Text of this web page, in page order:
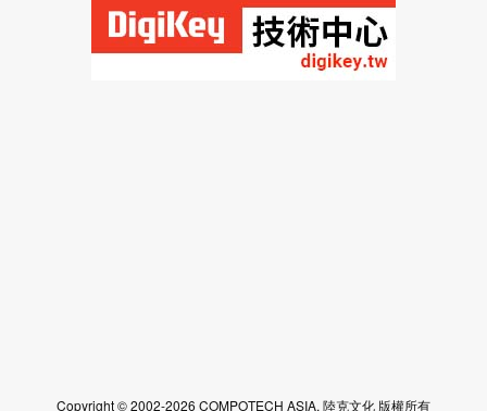
Copyright © 2002-2026 COMPOTECH ASIA. 陸克文化 版權所有